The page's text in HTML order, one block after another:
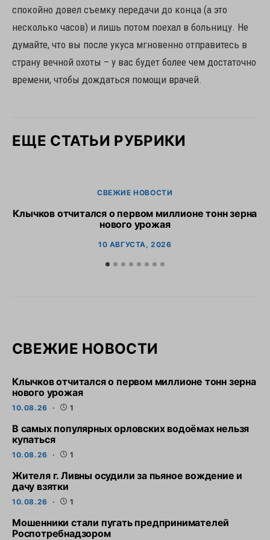
спокойно довел съемку передачи до конца (а это
несколько часов) и лишь потом поехал в больницу. Не
думайте, что вы после укуса мгновенно отправитесь в
страну вечной охоты – у вас будет более чем достаточно
времени, чтобы дождаться помощи врачей.
ЕЩЕ СТАТЬИ РУБРИКИ
СВЕЖИЕ НОВОСТИ
Клычков отчитался о первом миллионе тонн зерна
нового урожая
10 АВГУСТА, 2026
СВЕЖИЕ НОВОСТИ
Клычков отчитался о первом миллионе тонн зерна
нового урожая
10.08.26 1
В самых популярных орловских водоёмах нельзя
купаться
10.08.26 1
Жителя г. Ливны осудили за пьяное вождение и
дачу взятки
10.08.26 1
Мошенники стали пугать предпринимателей
Роспотребнадзором